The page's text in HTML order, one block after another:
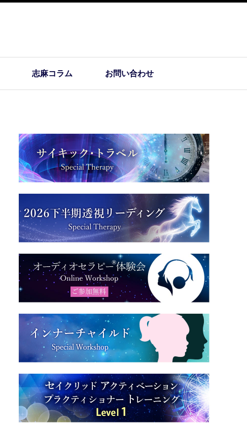
志麻コラム お問い合わせ